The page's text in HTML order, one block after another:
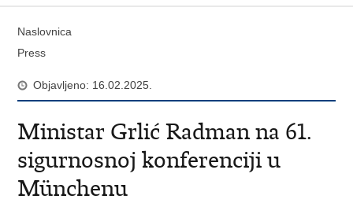
Naslovnica
Press
Objavljeno: 16.02.2025.
Ministar Grlić Radman na 61.
sigurnosnoj konferenciji u
Münchenu